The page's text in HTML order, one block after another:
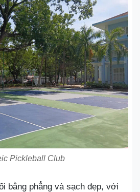
Pickleball Club
bằng phẳng và sạch đẹp, với